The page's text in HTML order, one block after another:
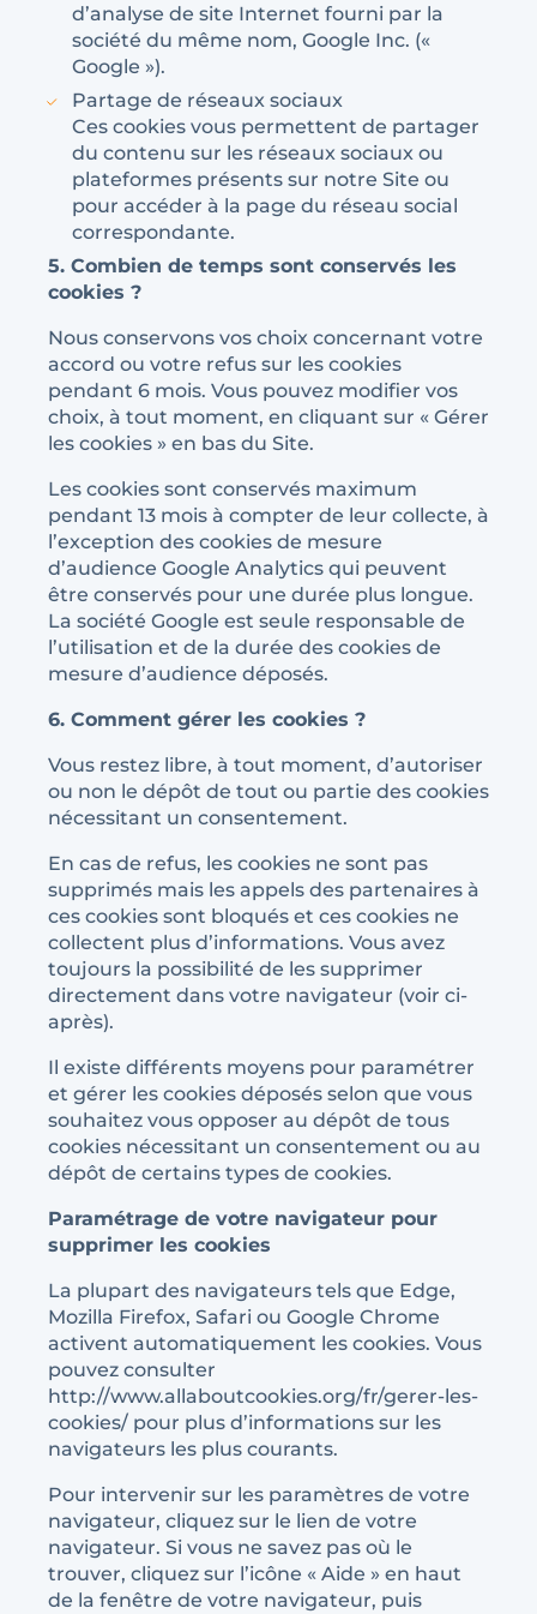
d’analyse de site Internet fourni par la
société du même nom, Google Inc. («
Google »).
Partage de réseaux sociaux
Ces cookies vous permettent de partager
du contenu sur les réseaux sociaux ou
plateformes présents sur notre Site ou
pour accéder à la page du réseau social
correspondante.
5. Combien de temps sont conservés les
cookies ?
Nous conservons vos choix concernant votre
accord ou votre refus sur les cookies
pendant 6 mois. Vous pouvez modifier vos
choix, à tout moment, en cliquant sur « Gérer
les cookies » en bas du Site.
Les cookies sont conservés maximum
pendant 13 mois à compter de leur collecte, à
l’exception des cookies de mesure
d’audience Google Analytics qui peuvent
être conservés pour une durée plus longue.
La société Google est seule responsable de
l’utilisation et de la durée des cookies de
mesure d’audience déposés.
6. Comment gérer les cookies ?
Vous restez libre, à tout moment, d’autoriser
ou non le dépôt de tout ou partie des cookies
nécessitant un consentement.
En cas de refus, les cookies ne sont pas
supprimés mais les appels des partenaires à
ces cookies sont bloqués et ces cookies ne
collectent plus d’informations. Vous avez
toujours la possibilité de les supprimer
directement dans votre navigateur (voir ci-
après).
Il existe différents moyens pour paramétrer
et gérer les cookies déposés selon que vous
souhaitez vous opposer au dépôt de tous
cookies nécessitant un consentement ou au
dépôt de certains types de cookies.
Paramétrage de votre navigateur pour
supprimer les cookies
La plupart des navigateurs tels que Edge,
Mozilla Firefox, Safari ou Google Chrome
activent automatiquement les cookies. Vous
pouvez consulter
http://www.allaboutcookies.org/fr/gerer-les-
cookies/ pour plus d’informations sur les
navigateurs les plus courants.
Pour intervenir sur les paramètres de votre
navigateur, cliquez sur le lien de votre
navigateur. Si vous ne savez pas où le
trouver, cliquez sur l’icône « Aide » en haut
de la fenêtre de votre navigateur, puis